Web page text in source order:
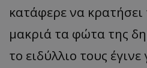
κατάφερενα κρατήσει
μακριά τα φώτα της
το ειδύλλιο τους